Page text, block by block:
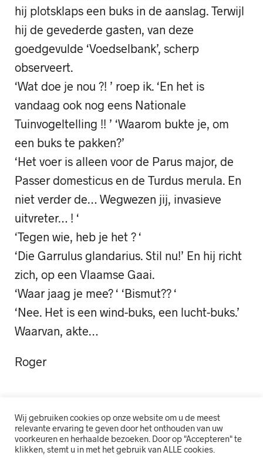
hij plotsklaps een buks in de aanslag. Terwijl
hij de gevederde gasten, van deze
goedgevulde ‘Voedselbank’, scherp
observeert.
‘Wat doe je nou ?! ’ roep ik. ‘En het is
vandaag ook nog eens Nationale
Tuinvogeltelling !! ’ ‘Waarom bukte je, om
een buks te pakken?’
‘Het voer is alleen voor de Parus major, de
Passer domesticus en de Turdus merula. En
niet verder de… Wegwezen jij, invasieve
uitvreter… ! ‘
‘Tegen wie, heb je het ? ‘
‘Die Garrulus glandarius. Stil nu!’ En hij richt
zich, op een Vlaamse Gaai.
‘Waar jaag je mee? ‘ ‘Bismut?? ‘
‘Nee. Het is een wind-buks, een lucht-buks.’
Waarvan, akte…
Roger
Wij gebruiken cookies op onze website om u de meest
relevante ervaring te geven door het onthouden van uw
voorkeuren en herhaalde bezoeken. Door op "Accepteren" te
klikken, stemt u in met het gebruik van ALLE cookies.